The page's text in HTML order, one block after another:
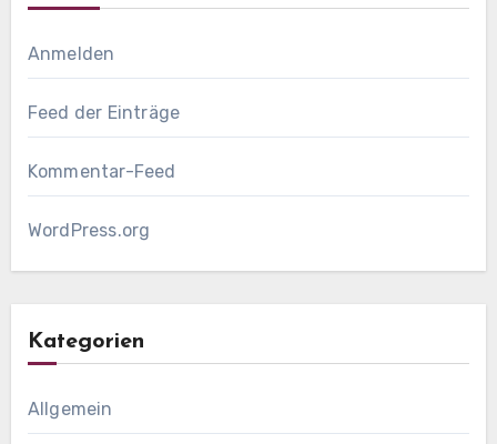
Anmelden
Feed der Einträge
Kommentar-Feed
WordPress.org
Kategorien
Allgemein